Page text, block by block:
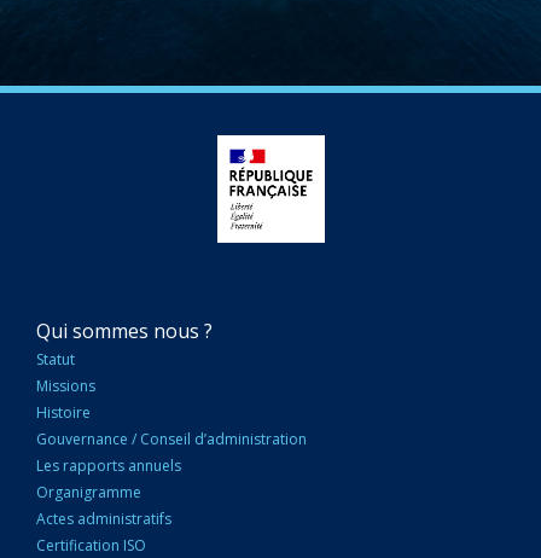
NAVIGATION
PRINCIPALE
Qui sommes nous ?
Statut
Missions
Histoire
Gouvernance / Conseil d’administration
Les rapports annuels
Organigramme
Actes administratifs
Certification ISO